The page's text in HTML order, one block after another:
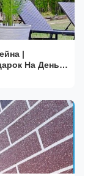
|
На День